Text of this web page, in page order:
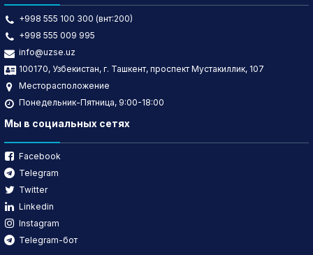
+998 555 100 300 (внт:200)
+998 555 009 995
info@uzse.uz
100170, Узбекистан, г. Ташкент, проспект Мустакиллик, 107
Месторасположение
Понедельник-Пятница, 9:00-18:00
Мы в социальных сетях
Facebook
Telegram
Twitter
Linkedin
Instagram
Telegram-бот